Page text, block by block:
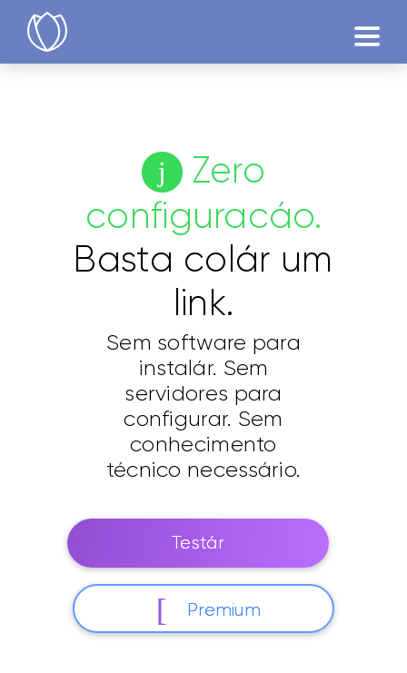
Zero
configuracáo.
Basta colár um
link.
Sem software para
instalár. Sem
servidores para
configurar. Sem
conhecimento
técnico necessário.
Testár
Premium